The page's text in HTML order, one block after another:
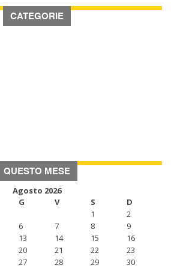
CATEGORIE
QUESTO MESE
Agosto 2026
G V S
D
1
2
6 7 8
9
13 14 15
16
20 21 22
23
27 28 29
30